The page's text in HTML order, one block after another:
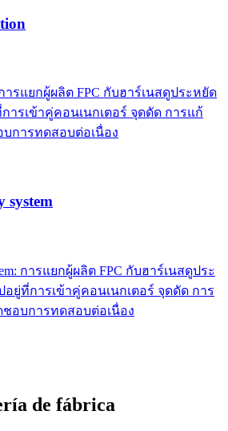
การแยกผู้ผลิต FPC กับฮาร์เนสดูประหยัด
ารเข้าคู่คอนเนกเตอร์ จุดดัด การแก้
การทดสอบต่อเนื่อง
system
การแยกผู้ผลิต FPC กับฮาร์เนสดูประ
อยู่ที่การเข้าคู่คอนเนกเตอร์ จุดดัด การ
อบการทดสอบต่อเนื่อง
de fábrica